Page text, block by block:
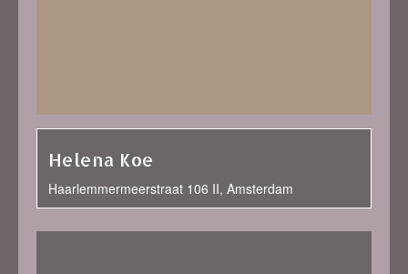
Helena Koe
Haarlemmermeerstraat 106 II, Amsterdam